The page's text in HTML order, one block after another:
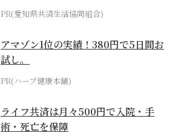
PR(愛知県共済生活協同組合)
アマゾン1位の実績！380円で5日間お
試し。
PR(ハーブ健康本舗)
ライフ共済は月々500円で入院・手
術・死亡を保障